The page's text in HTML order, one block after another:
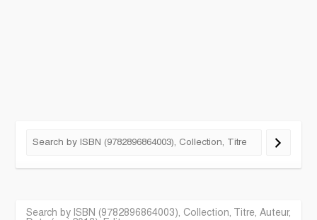
Search by ISBN (9782896864003), Collection, Titre, Auteur,